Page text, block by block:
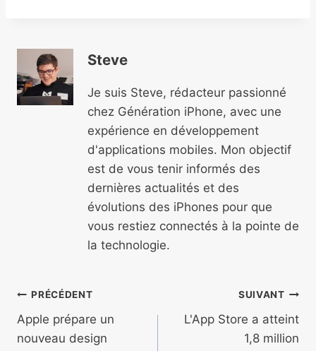
Steve
Je suis Steve, rédacteur passionné
chez Génération iPhone, avec une
expérience en développement
d'applications mobiles. Mon objectif
est de vous tenir informés des
dernières actualités et des
évolutions des iPhones pour que
vous restiez connectés à la pointe de
la technologie.
Navigation
de
PRÉCÉDENT
Apple prépare un
nouveau design
SUIVANT
L'App Store a atteint
1,8 million